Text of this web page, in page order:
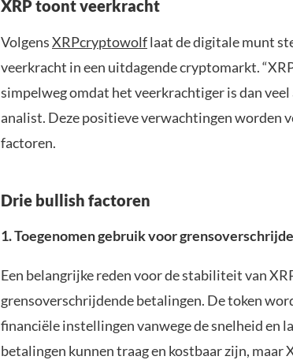
XRP toont veerkracht
VolgensXRPcryptowolflaat de digitale munt
veerkracht in een uitdagende cryptomarkt.
simpelweg omdat het veerkrachtiger is dan
analist. Deze positieve verwachtingen worden
factoren.
Drie bullish factoren
1. Toegenomen gebruik voor
Een belangrijke reden voor de stabiliteit van
grensoverschrijdende betalingen. De token
financiële instellingen vanwege de snelheid en
betalingen kunnen traag en kostbaar zijn, maar